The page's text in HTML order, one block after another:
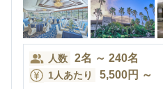
人数 2名 ～ 240名
1人あたり 5,500円 ～